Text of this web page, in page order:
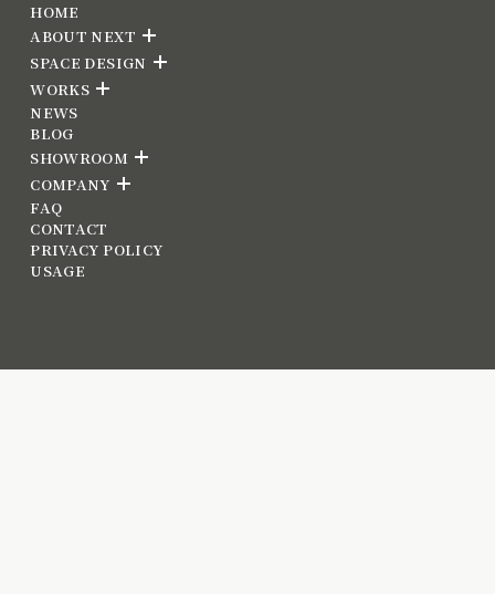
HOME
ABOUT NEXT
SPACE DESIGN
WORKS
NEWS
BLOG
SHOWROOM
COMPANY
FAQ
CONTACT
PRIVACY POLICY
USAGE